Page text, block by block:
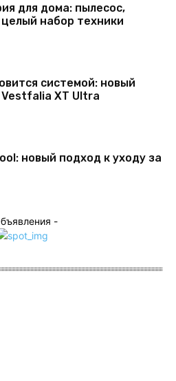
для дома: пылесос,
набор техники
системой: новый
Vestfalia XT Ultra
новый подход к уходу за
-